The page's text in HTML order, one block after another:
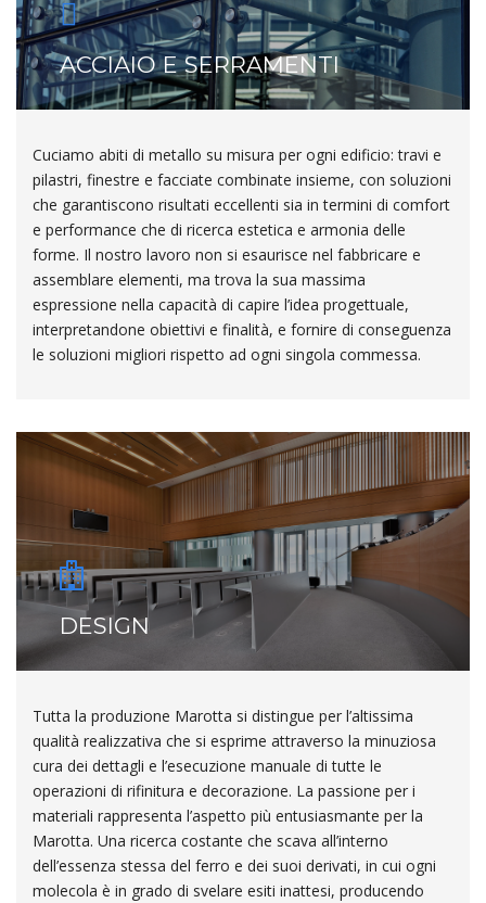
ACCIAIO E SERRAMENTI
Cuciamo abiti di metallo su misura per ogni edificio: travi e
pilastri, finestre e facciate combinate insieme, con soluzioni
che garantiscono risultati eccellenti sia in termini di comfort
e performance che di ricerca estetica e armonia delle
forme. Il nostro lavoro non si esaurisce nel fabbricare e
assemblare elementi, ma trova la sua massima
espressione nella capacità di capire l’idea progettuale,
interpretandone obiettivi e finalità, e fornire di conseguenza
le soluzioni migliori rispetto ad ogni singola commessa.
DESIGN
Tutta la produzione Marotta si distingue per l’altissima
qualità realizzativa che si esprime attraverso la minuziosa
cura dei dettagli e l’esecuzione manuale di tutte le
operazioni di rifinitura e decorazione. La passione per i
materiali rappresenta l’aspetto più entusiasmante per la
Marotta. Una ricerca costante che scava all’interno
dell’essenza stessa del ferro e dei suoi derivati, in cui ogni
molecola è in grado di svelare esiti inattesi, producendo